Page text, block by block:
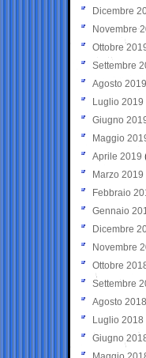
Dicembre
Novembre
Ottobre
Settembre
Agosto 2019
Luglio 2019
Giugno
Maggio
Aprile 2019
Marzo 2019
Febbraio
Gennaio
Dicembre
Novembre
Ottobre
Settembre
Agosto 2018
Luglio 2018
Giugno